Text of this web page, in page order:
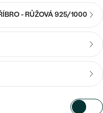
- RŮŽOVÁ 925/1000